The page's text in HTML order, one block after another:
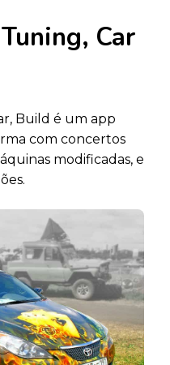
Car
Build é um app
com concertos
modificadas, e